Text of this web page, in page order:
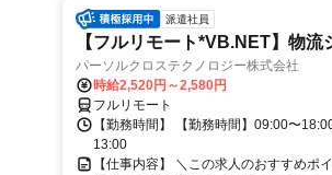
派遣社員
【フルリモート*VB.NET】物
パーソルクロステクノロジー株式会社
時給2,520円～2,580円
フルリモート
【勤務時間】 【勤務時間】09:00〜
13:00
【仕事内容】 ＼この求人のおすすめ